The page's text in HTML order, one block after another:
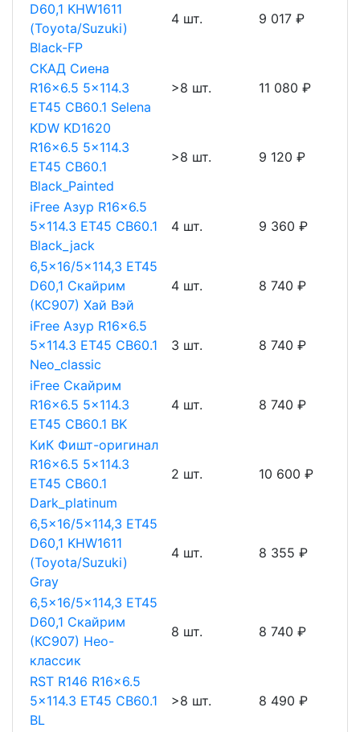
D60,1 KHW1611
(Toyota/Suzuki)
Black-FP
4 шт. 9 017 ₽
СКАД Сиена
R16x6.5 5x114.3
ET45 CB60.1 Selena
>8 шт. 11 080 ₽
KDW KD1620
R16x6.5 5x114.3
ET45 CB60.1
Black_Painted
>8 шт. 9 120 ₽
iFree Азур R16x6.5
5x114.3 ET45 CB60.1
Black_jack
4 шт. 9 360 ₽
6,5x16/5x114,3 ET45
D60,1 Скайрим
(КС907) Хай Вэй
4 шт. 8 740 ₽
iFree Азур R16x6.5
5x114.3 ET45 CB60.1
Neo_classic
3 шт. 8 740 ₽
iFree Скайрим
R16x6.5 5x114.3
ET45 CB60.1 BK
4 шт. 8 740 ₽
КиК Фишт-оригинал
R16x6.5 5x114.3
ET45 CB60.1
Dark_platinum
2 шт. 10 600 ₽
6,5x16/5x114,3 ET45
D60,1 KHW1611
(Toyota/Suzuki)
Gray
4 шт. 8 355 ₽
6,5x16/5x114,3 ET45
D60,1 Скайрим
(КС907) Нео-
классик
8 шт. 8 740 ₽
RST R146 R16x6.5
5x114.3 ET45 CB60.1
BL
>8 шт. 8 490 ₽